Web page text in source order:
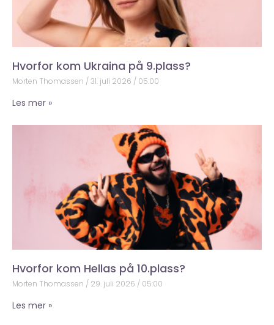
Hvorfor kom Ukraina på 9.plass?
Morten Thomassen 31. juli 2026 05:00
Les mer »
Hvorfor kom Hellas på 10.plass?
Morten Thomassen 29. juli 2026 05:00
Les mer »